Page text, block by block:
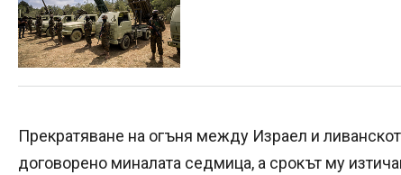
Прекратяване на огъня между Израел и
договорено миналата седмица, а срокът му